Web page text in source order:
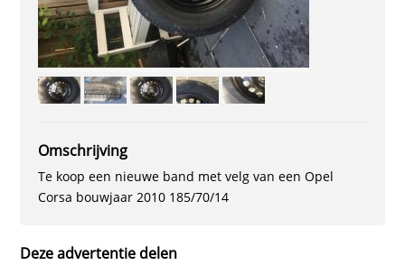
Omschrijving
Te koop een nieuwe band met velg van een Opel
Corsa bouwjaar 2010 185/70/14
Deze advertentie delen